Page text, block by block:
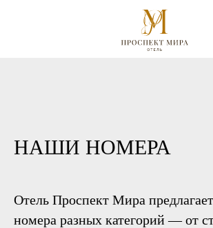
система онлайн-бронирования
НАШИ НОМЕРА
Отель Проспект Мира
номера разных категорий — от